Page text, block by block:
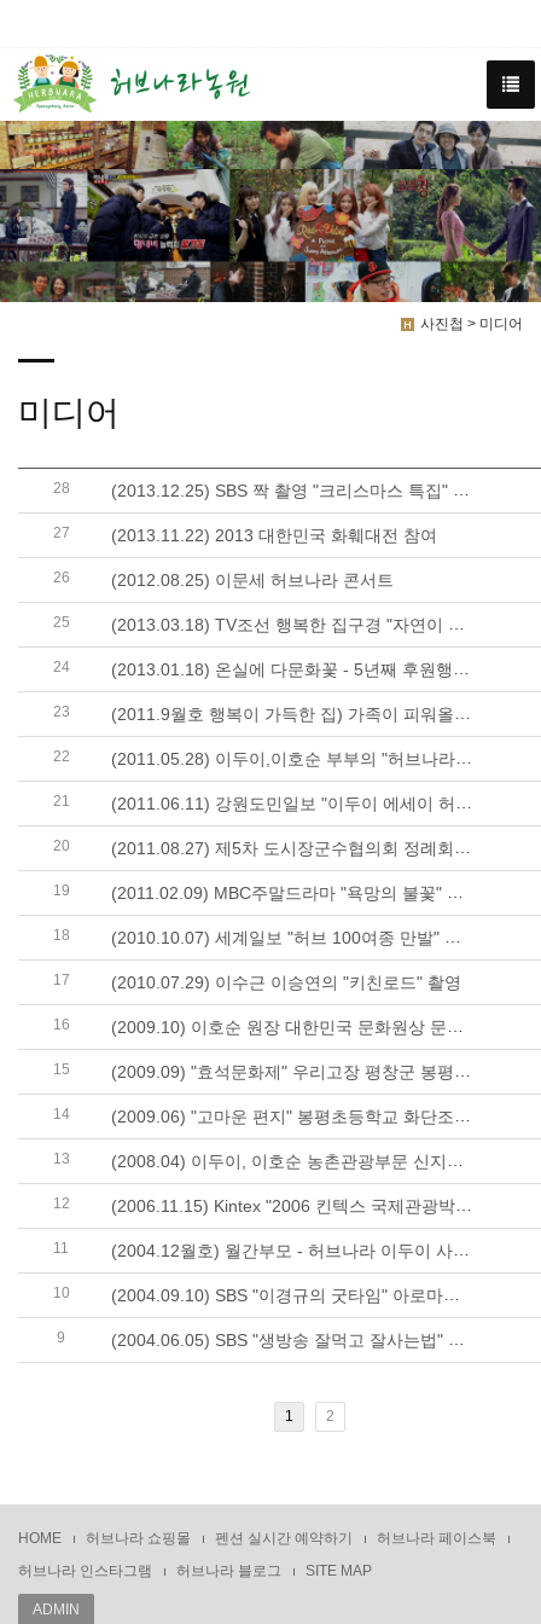
사진첩 > 미디어
미디어
28 (2013.12.25) SBS 짝 촬영 "크리스마스 특집" 방영
27 (2013.11.22) 2013 대한민국 화훼대전 참여
26 (2012.08.25) 이문세 허브나라 콘서트
25 (2013.03.18) TV조선 행복한 집구경 "자연이 살아있는 집" 방영
24 (2013.01.18) 온실에 다문화꽃 - 5년째 후원행사(연합뉴스)
23 (2011.9월호 행복이 가득한 집) 가족이 피워올린 인생의 꽃향기
22 (2011.05.28) 이두이,이호순 부부의 "허브나라이야기" (조선일보 김윤덕의 ..
21 (2011.06.11) 강원도민일보 "이두이 에세이 허브나라이야기" 출간안내
20 (2011.08.27) 제5차 도시장군수협의회 정례회 허브나라 개최
19 (2011.02.09) MBC주말드라마 "욕망의 불꽃" 촬영
18 (2010.10.07) 세계일보 "허브 100여종 만발" 허브나라 소개
17 (2010.07.29) 이수근 이승연의 "키친로드" 촬영
16 (2009.10) 이호순 원장 대한민국 문화원상 문화협력부문상 수상
15 (2009.09) "효석문화제" 우리고장 평창군 봉평면의 메밀꽃축제
14 (2009.06) "고마운 편지" 봉평초등학교 화단조성공사 (꽃동산)
13 (2008.04) 이두이, 이호순 농촌관광부문 신지식농업인장 수상
12 (2006.11.15) Kintex "2006 킨텍스 국제관광박람회" 참가
11 (2004.12월호) 월간부모 - 허브나라 이두이 사장 소개
10 (2004.09.10) SBS "이경규의 굿타임" 아로마테라피 허브나라 소개
9 (2004.06.05) SBS "생방송 잘먹고 잘사는법" 허브나라와 비교체험
1 2
HOME 허브나라 쇼핑몰 펜션 실시간 예약하기
허브나라 페이스북
허브나라 인스타그램
허브나라 블로그 SITE MAP
ADMIN